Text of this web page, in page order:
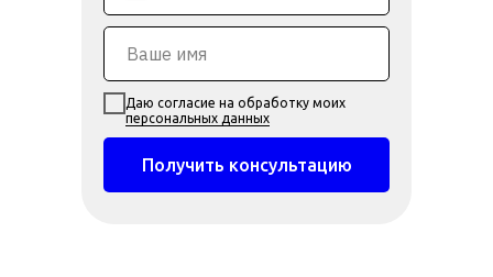
Даю согласие на обработку моих
персональных данных
Получить консультацию